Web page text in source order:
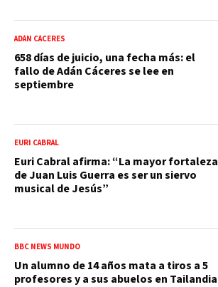
ADÁN CÁCERES
658 días de juicio, una fecha más: el
fallo de Adán Cáceres se lee en
septiembre
EURI CABRAL
Euri Cabral afirma: “La mayor fortaleza
de Juan Luis Guerra es ser un siervo
musical de Jesús”
BBC NEWS MUNDO
Un alumno de 14 años mata a tiros a 5
profesores y a sus abuelos en Tailandia